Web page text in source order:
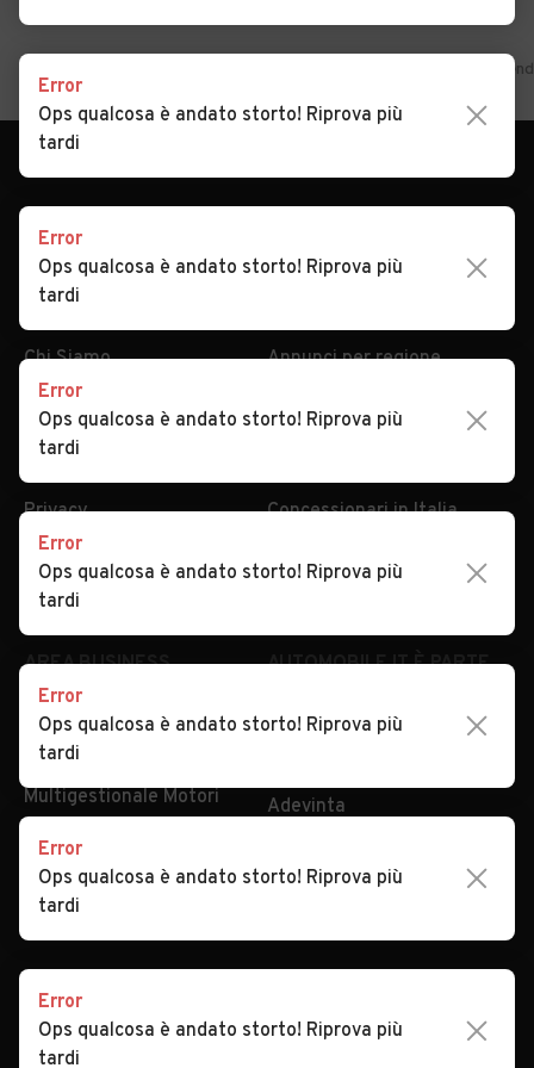
Auto usate in
Chi Siamo
Serve aiuto?
Dati identificativi
Privacy
Impostazioni Privacy
Security
Annunci per regione
Tutte le auto usate
Concessionari in Italia
Valutazione auto
AREA BUSINESS
Registrazione
concessionario
Multigestionale Motori
AUTOMOBILE.IT È PARTE
subito.it
Adevinta
SEGUICI
Copyright © 2023 Marktplaats B.V. Tutti i diritti riservati.
Marktplaats B.V. - P.IVA 803.603.307.B.01
Error
Ops qualcosa è andato storto! Riprova più
tardi
Error
Ops qualcosa è andato storto! Riprova più
tardi
Error
Ops qualcosa è andato storto! Riprova più
tardi
Error
Ops qualcosa è andato storto! Riprova più
tardi
Error
Ops qualcosa è andato storto! Riprova più
tardi
Error
Ops qualcosa è andato storto! Riprova più
tardi
Error
Ops qualcosa è andato storto! Riprova più
tardi